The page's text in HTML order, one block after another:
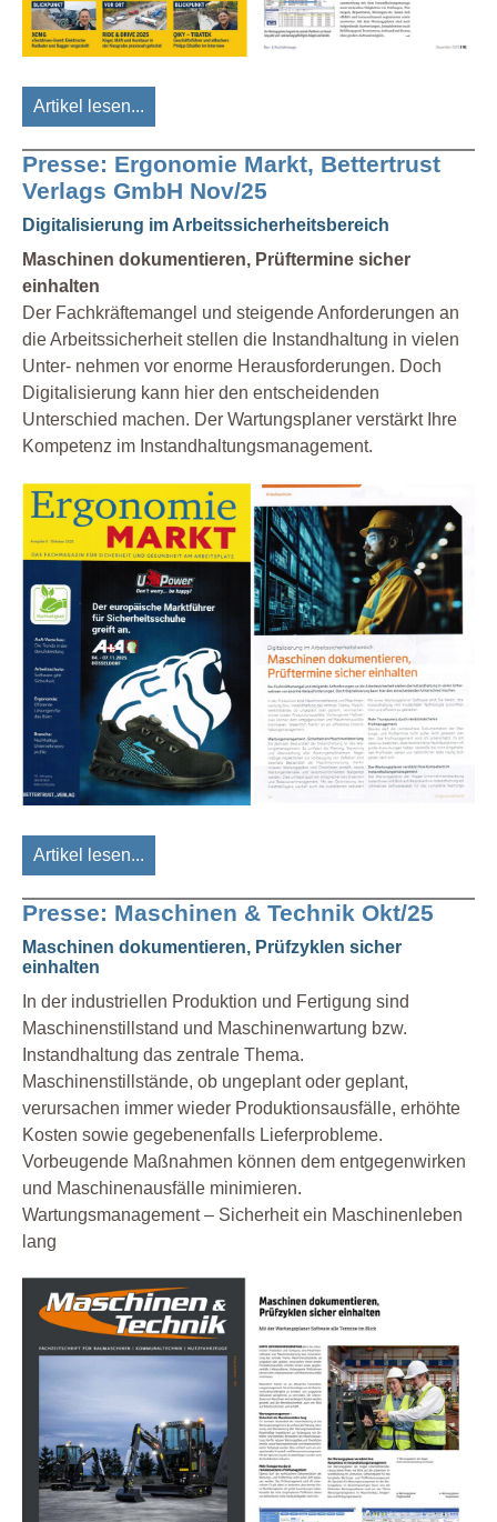
Artikel lesen...
Presse: Ergonomie Markt, Bettertrust
Verlags GmbH Nov/25
Digitalisierung im Arbeitssicherheitsbereich
Maschinen dokumentieren, Prüftermine sicher
einhalten
Der Fachkräftemangel und steigende Anforderungen an
die Arbeitssicherheit stellen die Instandhaltung in vielen
Unter- nehmen vor enorme Herausforderungen. Doch
Digitalisierung kann hier den entscheidenden
Unterschied machen. Der Wartungsplaner verstärkt Ihre
Kompetenz im Instandhaltungsmanagement.
Artikel lesen...
Presse: Maschinen & Technik Okt/25
Maschinen dokumentieren, Prüfzyklen sicher
einhalten
In der industriellen Produktion und Fertigung sind
Maschinenstillstand und Maschinenwartung bzw.
Instandhaltung das zentrale Thema.
Maschinenstillstände, ob ungeplant oder geplant,
verursachen immer wieder Produktionsausfälle, erhöhte
Kosten sowie gegebenenfalls Lieferprobleme.
Vorbeugende Maßnahmen können dem entgegenwirken
und Maschinenausfälle minimieren.
Wartungsmanagement – Sicherheit ein Maschinenleben
lang